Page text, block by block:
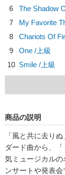
6
The Shadow
7
My Favorite
8
Chariots Of
9
One /上級
10 Smile /上級
商品の説明
「風と共に去り
ダード曲から、
気ミュージカル
ンサートや発表